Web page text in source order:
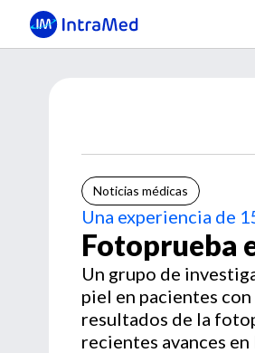
Noticias médicas
Una experiencia de
Fotoprueba
Un grupo de
piel en pacientes
resultados de la
recientes avances